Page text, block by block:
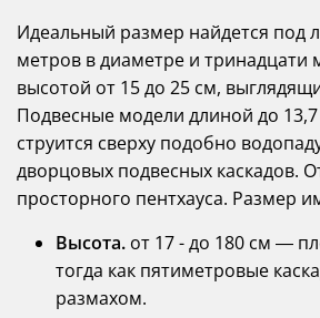
Идеальный размер найдется
метров в диаметре и тринадцати
высотой от 15 до 25 см,
Подвесные модели длиной до
струится сверху подобно
дворцовых подвесных каскадов.
просторного пентхауса. Размер
Высота. от 17 - до 180 см —
тогда как пятиметровые
размахом.